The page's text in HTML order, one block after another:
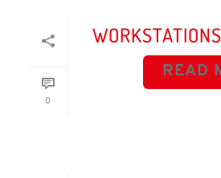
0
WORKSTATIONS
READ